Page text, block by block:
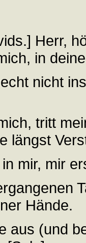
Herr,
in
nicht
tritt
längst
mir, mir
Hände.
aus (und